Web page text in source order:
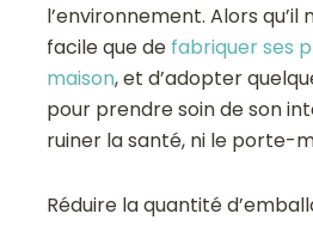
l’environnement. Alors qu’il
facile que de fabriquer ses
maison, et d’adopter
pour prendre soin de son
ruiner la santé, ni le porte-
Réduire la quantité